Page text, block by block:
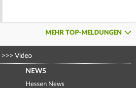
MEHR TOP-MELDUNGEN
>>> Video
NEWS
Hessen News